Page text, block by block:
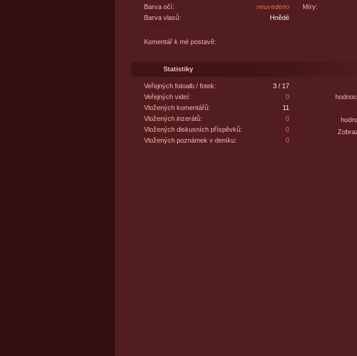
Barva očí:
neuvedeno
Barva vlasů:
Hnědé
Míry:
Komentář k mé postavě:
Statistiky
Veřejných fotoalb / fotek:
3 / 17
Veřejných videí:
0
Vložených komentářů:
11
Vložených inzerátů:
0
Vložených diskusních příspěvků:
0
Vložených poznámek v deníku:
0